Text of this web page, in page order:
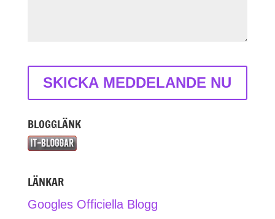
BLOGGLÄNK
LÄNKAR
Googles Officiella Blogg